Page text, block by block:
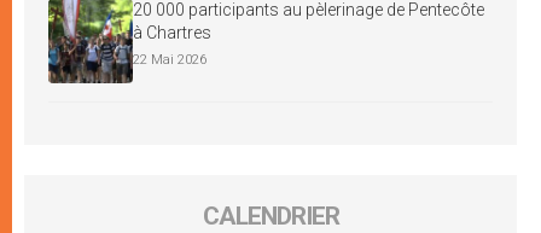
20 000 participants au pèlerinage de Pentecôte
à Chartres
22 Mai 2026
CALENDRIER